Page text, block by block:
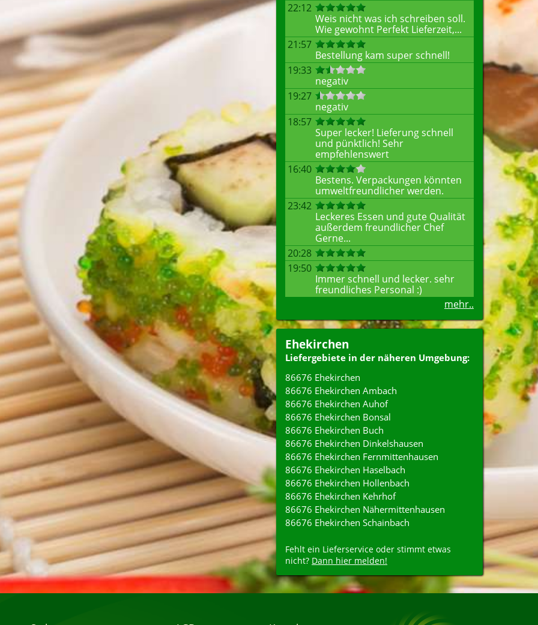
22:12
Weis nicht was ich schreiben soll.
Wie gewohnt Perfekt Lieferzeit,...
21:57
Bestellung kam super schnell!
19:33
negativ
19:27
negativ
18:57
Super lecker! Lieferung schnell
und pünktlich! Sehr
empfehlenswert
16:40
Bestens. Verpackungen könnten
umweltfreundlicher werden.
23:42
Leckeres Essen und gute Qualität
außerdem freundlicher Chef
Gerne...
20:28
19:50
Immer schnell und lecker. sehr
freundliches Personal :)
mehr..
Ehekirchen
Liefergebiete in der näheren Umgebung:
86676 Ehekirchen
86676 Ehekirchen Ambach
86676 Ehekirchen Auhof
86676 Ehekirchen Bonsal
86676 Ehekirchen Buch
86676 Ehekirchen Dinkelshausen
86676 Ehekirchen Fernmittenhausen
86676 Ehekirchen Haselbach
86676 Ehekirchen Hollenbach
86676 Ehekirchen Kehrhof
86676 Ehekirchen Nähermittenhausen
86676 Ehekirchen Schainbach
Fehlt ein Lieferservice oder stimmt etwas
nicht? Dann hier melden!